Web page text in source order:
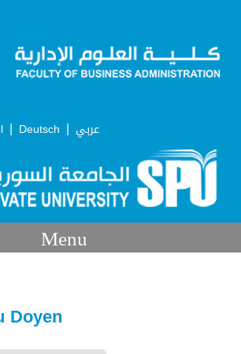
| Deutsch | عربي
Menu
Doyen